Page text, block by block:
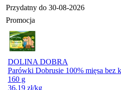
Przydatny do 30-08-2026
Promocja
DOLINA DOBRA
Parówki Dobrusie 100% mięsa bez
160 g
36,19 zł/kg